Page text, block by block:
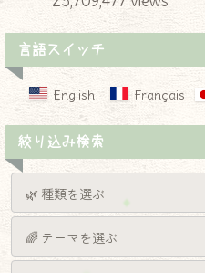
言語スイッチ
English Français
絞り込み検索